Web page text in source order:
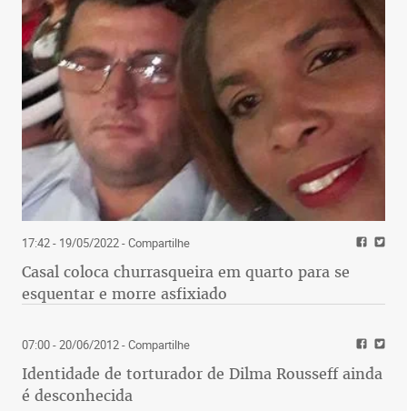
17:42 - 19/05/2022- Compartilhe
Casal coloca churrasqueira em quarto para se
esquentar e morre asfixiado
07:00 - 20/06/2012- Compartilhe
Identidade de torturador de Dilma Rousseff ainda
é desconhecida